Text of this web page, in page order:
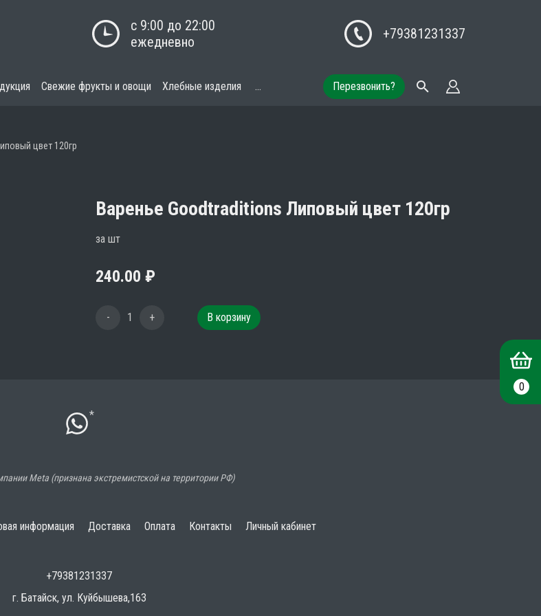
с 9:00 до 22:00
ежедневно
+79381231337
Свежие фрукты и овощи Хлебные изделия ... Перезвонить?
цвет 120гр
Варенье Goodtraditions Липовый цвет 120гр
за шт
240.00 ₽
- 1 + В корзину
*
Meta (признана экстремистской на территории РФ)
информация Доставка Оплата Контакты Личный кабинет
+79381231337
г. Батайск, ул. Куйбышева,163
0